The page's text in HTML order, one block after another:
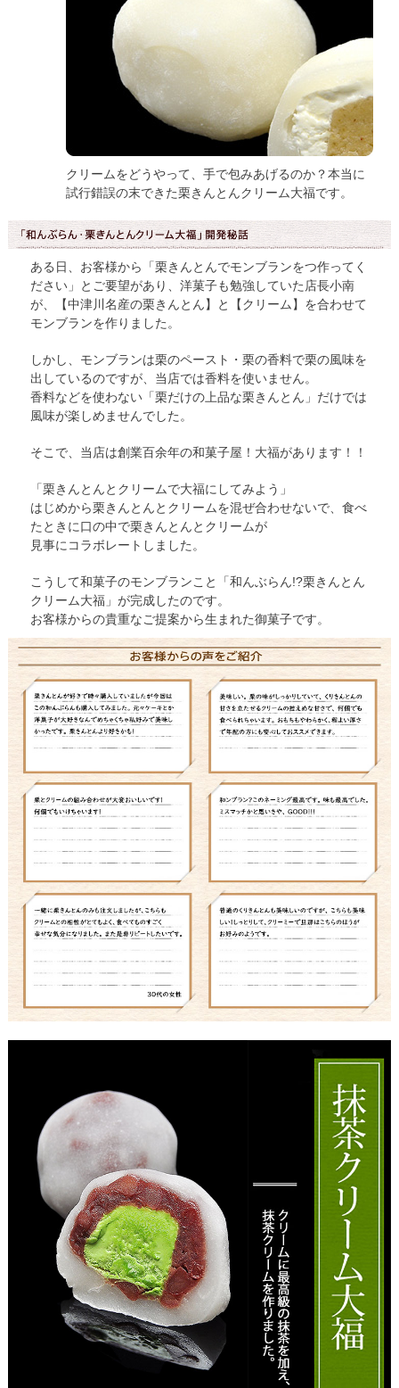
クリームをどうやって、手で包みあげるのか？本当に
試行錯誤の末できた栗きんとんクリーム大福です。
ある日、お客様から「栗きんとんでモンブランをつ作ってく
ださい」とご要望があり、洋菓子も勉強していた店長小南
が、【中津川名産の栗きんとん】と【クリーム】を合わせて
モンブランを作りました。
しかし、モンブランは栗のペースト・栗の香料で栗の風味を
出しているのですが、当店では香料を使いません。
香料などを使わない「栗だけの上品な栗きんとん」だけでは
風味が楽しめませんでした。
そこで、当店は創業百余年の和菓子屋！大福があります！！
「栗きんとんとクリームで大福にしてみよう」
はじめから栗きんとんとクリームを混ぜ合わせないで、食べ
たときに口の中で栗きんとんとクリームが
見事にコラボレートしました。
こうして和菓子のモンブランこと「和んぶらん!?栗きんとん
クリーム大福」が完成したのです。
お客様からの貴重なご提案から生まれた御菓子です。